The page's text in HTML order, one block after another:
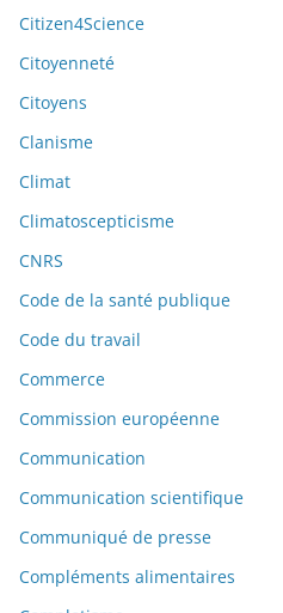
Citizen4Science
Citoyenneté
Citoyens
Clanisme
Climat
Climatoscepticisme
CNRS
Code de la santé publique
Code du travail
Commerce
Commission européenne
Communication
Communication scientifique
Communiqué de presse
Compléments alimentaires